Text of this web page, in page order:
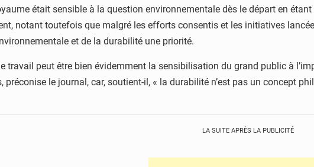
était sensible à la question environnementale dès le départ en
notant toutefois que malgré les efforts consentis et les initiatives
et de la durabilité une priorité.
travail peut être bien évidemment la sensibilisation du grand public à
préconise le journal, car, soutient-il, « la durabilité n’est pas un concept
LA SUITE APRÈS LA PUBLICITÉ